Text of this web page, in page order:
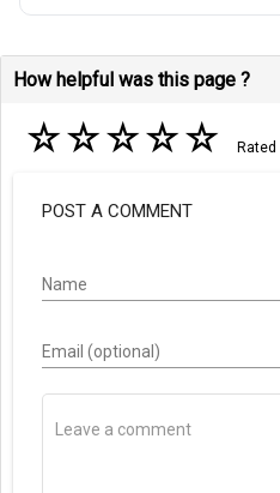
How helpful was this page ?
☆☆☆☆☆ Rated
POST A COMMENT
Name
Email (optional)